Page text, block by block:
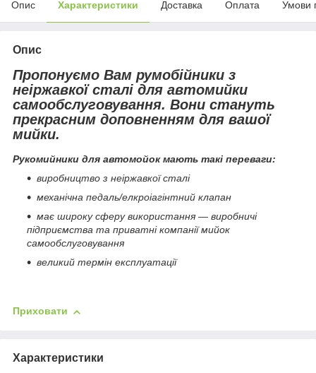
Опис Характеристики Доставка Оплата Умови
Опис
Пропонуємо Вам румобійники з
неіржавкої сталі для автомийки
самообслуговування. Вони стануть
прекрасним доповненням для вашої
мийки.
Рукомийники для автомойок мають такі переваги:
виробництво з неіржавкої сталі
механічна педаль/елкроіагінтний клапан
має широку сферу використання — виробничі
підприємства та приватні компанії мийок
самообслуговування
великий термін експлуатації
Приховати
Характеристики